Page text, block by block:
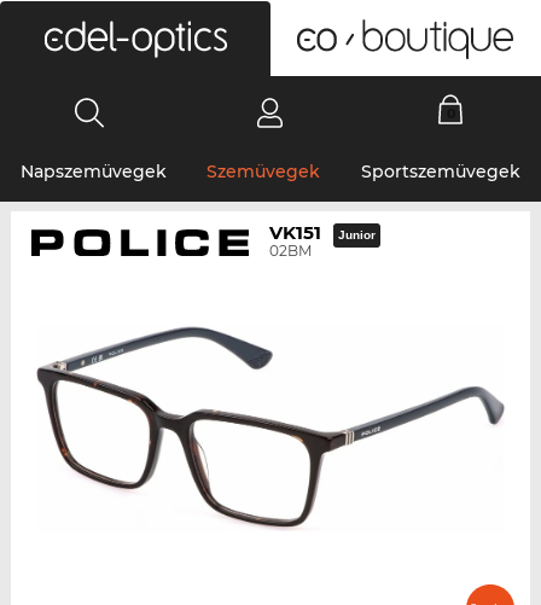
Napszemüvegek Szemüvegek Sportszemüvegek
VK151
02BM
Junior